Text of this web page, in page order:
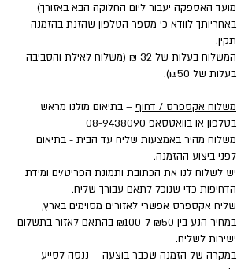
מועד האספקה יעבור ליום החלוקה הבא באזורך)
באחריותך לוודא כי מספר הטלפון שהזנת בהזמנה
תקין.
המשלוח בעלות של 32 ₪ (משלוח לאילת והסביבה
בעלות של ₪50).
משלוח אקספרס / דחוף – בתיאום מולנו מראש
בטלפון או בוואטסאפ 08-9438090
משלוח מהיר באמצעות שליח עד הבית - בתיאום
לפני ביצוע ההזמנה.
יש לשלוח לנו את הכתובת ותמונת הפריט/ים ומידת
הדחיפות כדי שנוכל לתאם עבורך שליח.
שליח אקספרס אפשרי לאזורים מסוימים בארץ,
במחיר הנע בין ₪50 ל-₪100 בהתאם לאזור בתשלום
ישירות לשליח.
במקרה של הזמנה שכבר בוצעה — ננסה לסייע